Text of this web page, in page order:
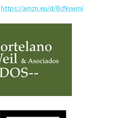
https://amzn.eu/d/8cNswmj